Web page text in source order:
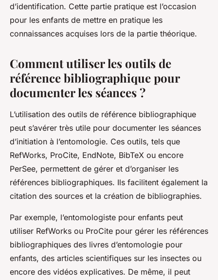
d’identification. Cette partie pratique est l’occasion
pour les enfants de mettre en pratique les
connaissances acquises lors de la partie théorique.
Comment utiliser les outils de
référence bibliographique pour
documenter les séances ?
L’utilisation des outils de référence bibliographique
peut s’avérer très utile pour documenter les séances
d’initiation à l’entomologie. Ces outils, tels que
RefWorks, ProCite, EndNote, BibTeX ou encore
PerSee, permettent de gérer et d’organiser les
références bibliographiques. Ils facilitent également la
citation des sources et la création de bibliographies.
Par exemple, l’entomologiste pour enfants peut
utiliser RefWorks ou ProCite pour gérer les références
bibliographiques des livres d’entomologie pour
enfants, des articles scientifiques sur les insectes ou
encore des vidéos explicatives. De même, il peut